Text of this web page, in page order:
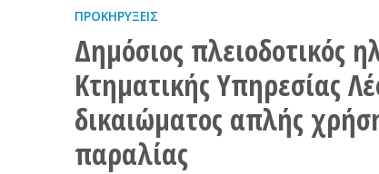
ΠΡΟΚΗΡΎΞΕΙΣ
Δημόσιος πλειοδοτικός
Κτηματικής Υπηρεσίας
δικαιώματος απλής
παραλίας